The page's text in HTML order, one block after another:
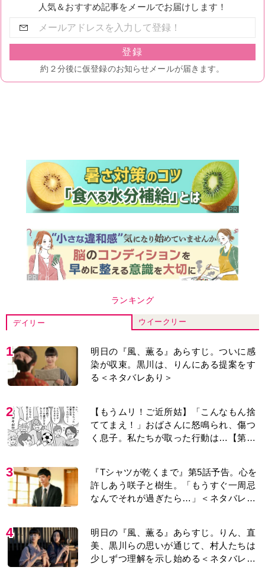
ランキング
デイリー ウイークリー
1
明日の『風、薫る』あらすじ。ついに感
染が収束。黒川は、りんにある提案をす
る＜ネタバレあり＞
2
【もうムリ！ご近所姑】「こんなもん捨
ててまえ！」おばさんに怒鳴られ、傷つ
く息子。私たちが取った行動は…【第3
3
『Tシャツが乾くまで』第5話予告。心を
許しあう咲子と樹生。「もうすぐ一周忌
なんでそれが過ぎたら…」＜ネタバレあ
4
明日の『風、薫る』あらすじ。りん、直
美、黒川らの思いが通じて、村人たちは
少しずつ理解を示し始める＜ネタバレあ